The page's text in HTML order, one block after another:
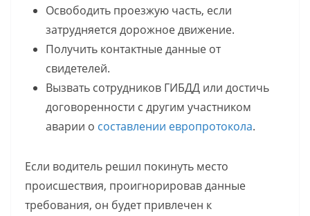
Освободить проезжую часть, если
затрудняется дорожное движение.
Получить контактные данные от
свидетелей.
Вызвать сотрудников ГИБДД или достичь
договоренности с другим участником
аварии о составлении европротокола.
Если водитель решил покинуть место
происшествия, проигнорировав данные
требования, он будет привлечен к